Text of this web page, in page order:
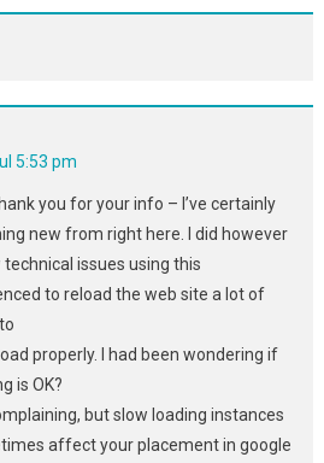
5:53 pm
you for your info – I’ve certainly
new from right here. I did however
issues using this
to reload the web site a lot of
properly. I had been wondering if
is OK?
but slow loading instances
affect your placement in google